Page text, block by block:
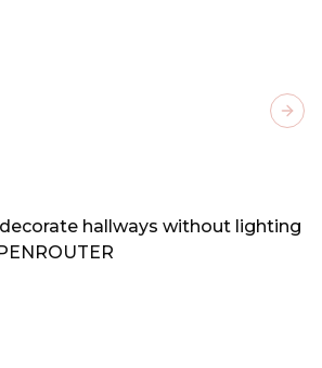
hallways without lighting